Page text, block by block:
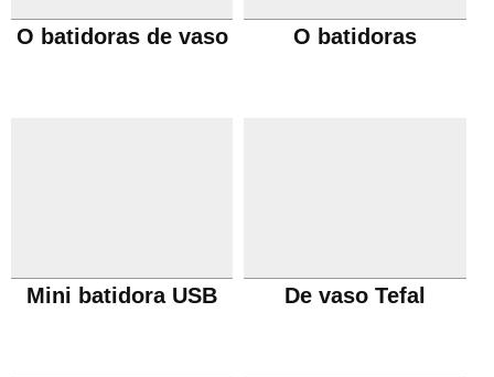
O batidoras de vaso O batidoras
Mini batidora USB De vaso Tefal